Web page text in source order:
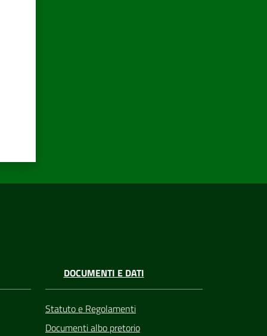
DOCUMENTI E DATI
Statuto e Regolamenti
Documenti albo pretorio